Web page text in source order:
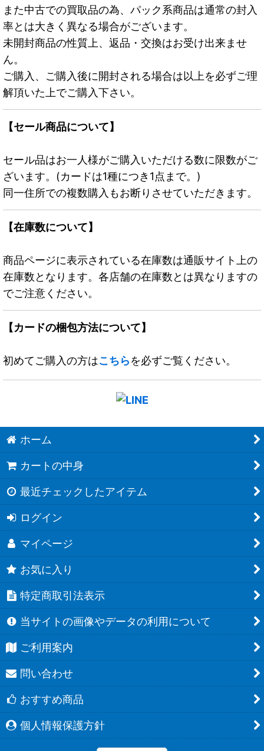
また中古での買取品の為、パック系商品は通常の封入
率とは大きく異なる場合がございます。
未開封商品の性質上、返品・交換はお受け出来ませ
ん。
ご購入、ご購入後に開封される場合は以上を必ずご理
解頂いた上でご購入下さい。
【セール商品について】
セール品はお一人様がご購入いただける数に限数がご
ざいます。(カードは1種につき1点まで。)
同一住所での複数購入もお断りさせていただきます。
【在庫数について】
商品ページに表示されている在庫数は通販サイト上の
在庫数となります。各店舗の在庫数とは異なりますの
でご注意ください。
【カードの梱包方法について】
初めてご購入の方はこちらを必ずご覧ください。
ホーム
カートの中身
最近チェックしたアイテム
ログイン
マイページ
お気に入り
特定商取引法表示
当サイトの画像やデータの利用について
ご利用案内
問い合わせ
おすすめ商品
個人情報保護方針